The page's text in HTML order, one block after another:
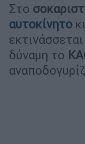
Στο
αυτοκίνητο
δύναμη το